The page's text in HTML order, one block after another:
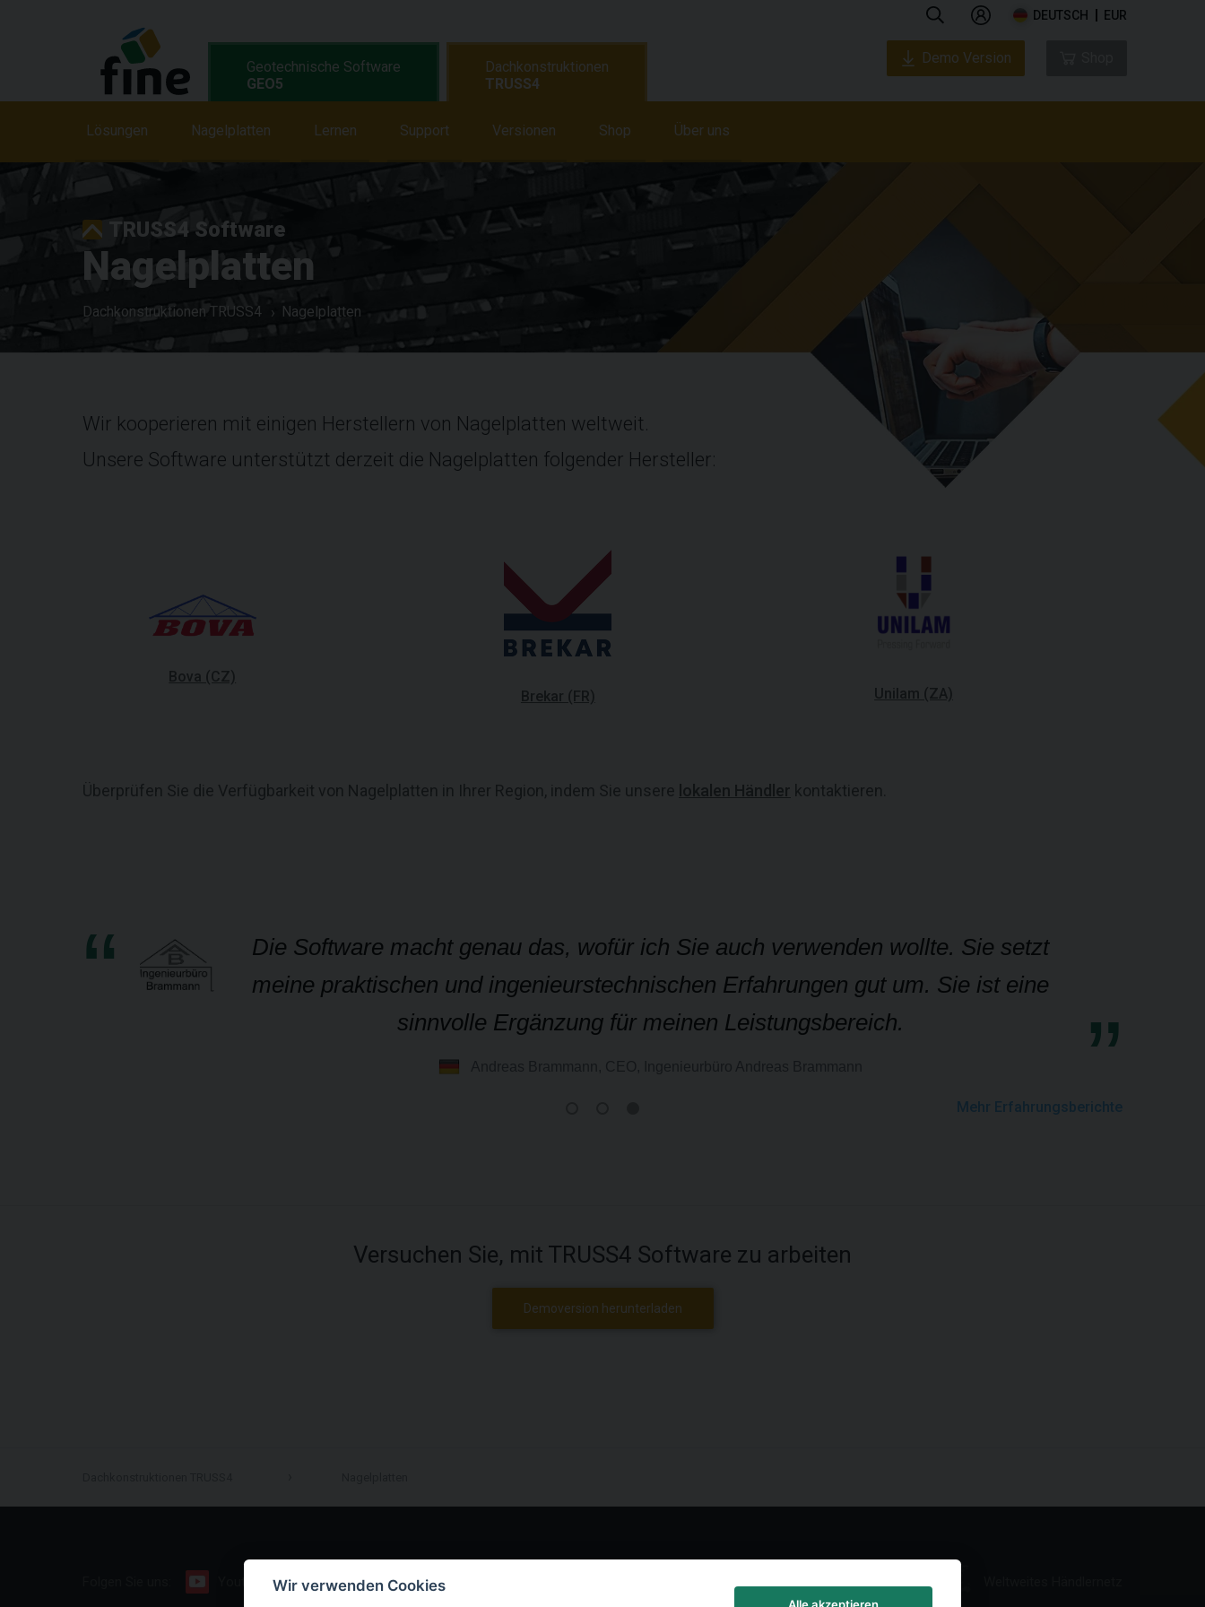
DEUTSCH EUR
Geotechnische Software
GEO5
Lösungen Merkmale Programme Lernen Support Aktuelles Shop
Dachkonstruktionen
TRUSS4
Lösungen Nagelplatten Lernen Support Versionen Shop Über uns
Demo Version
TRUSS4 Software
Nagelplatten
Dachkonstruktionen TRUSS4 Nagelplatten
Wir kooperieren mit einigen Herstellern von Nagelplatten weltweit.
Unsere Software unterstützt derzeit die Nagelplatten folgender Hersteller:
Bova (CZ)
Brekar (FR)
Unilam (ZA)
Überprüfen Sie die Verfügbarkeit von Nagelplatten in Ihrer Region, indem Sie unsere lokalen Händler kontaktieren.
Die Software macht genau das, wofür ich Sie auch verwenden wollte. Sie setzt
meine praktischen und ingenieurstechnischen Erfahrungen gut um. Sie ist eine
sinnvolle Ergänzung für meinen Leistungsbereich.
Mehr Erfahrungsberichte
Versuchen Sie, mit TRUSS4 Software zu arbeiten
Demoversion herunterladen
Facebook
Wir verwenden Cookies